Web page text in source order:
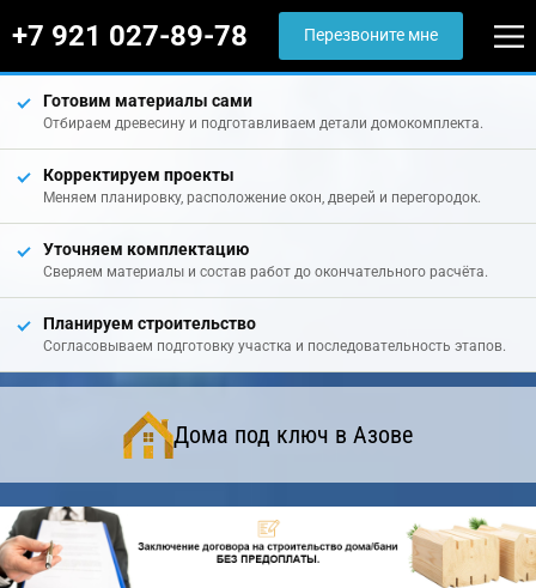
+7 921 027-89-78 Перезвоните мне
Готовим материалы сами
Отбираем древесину и подготавливаем детали домокомплекта.
Корректируем проекты
Меняем планировку, расположение окон, дверей и перегородок.
Уточняем комплектацию
Сверяем материалы и состав работ до окончательного расчёта.
Планируем строительство
Согласовываем подготовку участка и последовательность этапов.
Дома под ключ в Азове